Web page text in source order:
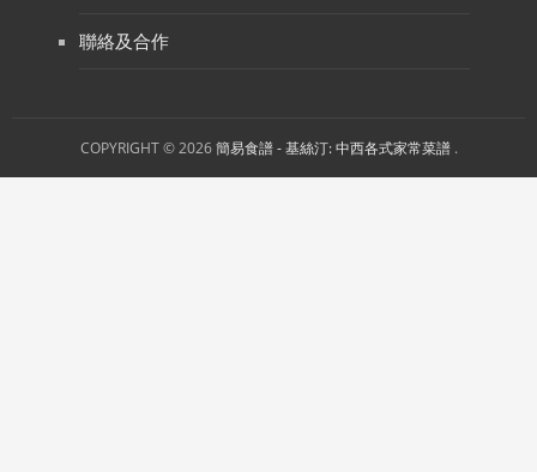
聯絡及合作
COPYRIGHT © 2026簡易食譜 - 基絲汀: 中西各式家常菜譜 .